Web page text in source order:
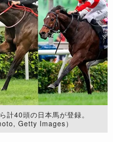
計40頭の日本馬が登録。
Getty Images）